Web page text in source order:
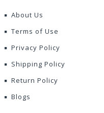
About Us
Terms of Use
Privacy Policy
Shipping Policy
Return Policy
Blogs